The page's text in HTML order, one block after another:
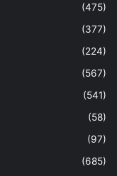
(475)
(377)
(224)
(567)
(541)
(58)
(97)
(685)